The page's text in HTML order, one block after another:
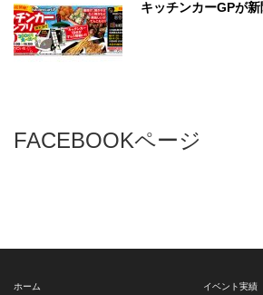
キッチンカーGPが
FACEBOOKページ
ホーム イベント実績